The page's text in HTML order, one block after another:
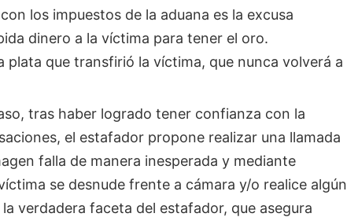
los impuestos de la aduana es la excusa
dinero a la víctima para tener el oro.
plata que transfirió la víctima, que nunca volverá a
tras haber logrado tener confianza con la
el estafador propone realizar una llamada
falla de manera inesperada y mediante
se desnude frente a cámara y/o realice algún
verdadera faceta del estafador, que asegura